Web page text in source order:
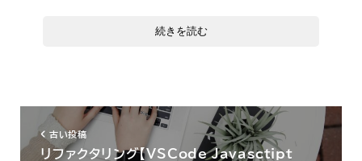
しかもあとで聞くとそれは書生という人間中で一番
とも思わなかった。
ただ彼の掌に載せられてスーと持ち上げられた時何
続きを読む
古い投稿
リファクタリング【VSCode Javasctipt